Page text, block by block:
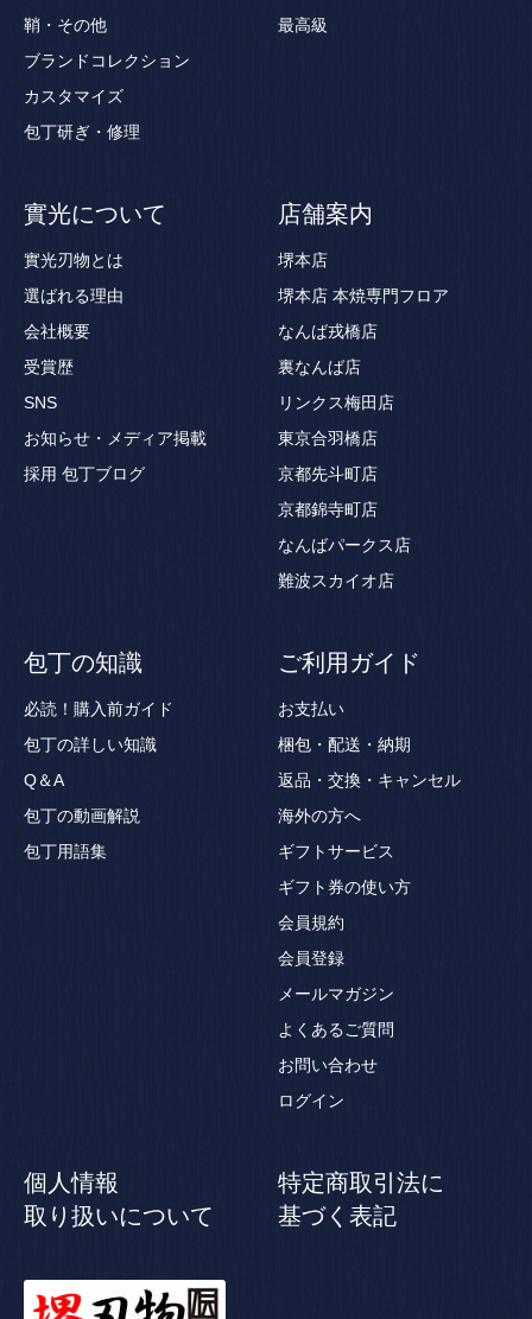
鞘・その他
ブランドコレクション
カスタマイズ
包丁研ぎ・修理
最高級
實光について
實光刃物とは
選ばれる理由
会社概要
受賞歴
SNS
お知らせ・メディア掲載
採用 包丁ブログ
店舗案内
堺本店
堺本店 本焼専門フロア
なんば戎橋店
裏なんば店
リンクス梅田店
東京合羽橋店
京都先斗町店
京都錦寺町店
なんばパークス店
難波スカイオ店
包丁の知識
必読！購入前ガイド
包丁の詳しい知識
Q＆A
包丁の動画解説
包丁用語集
ご利用ガイド
お支払い
梱包・配送・納期
返品・交換・キャンセル
海外の方へ
ギフトサービス
ギフト券の使い方
会員規約
会員登録
メールマガジン
よくあるご質問
お問い合わせ
ログイン
個人情報
取り扱いについて
特定商取引法に
基づく表記